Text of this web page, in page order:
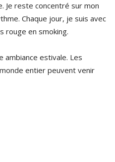
Je reste concentré sur mon
Chaque jour, je suis avec
rouge en smoking.
ambiance estivale. Les
entier peuvent venir